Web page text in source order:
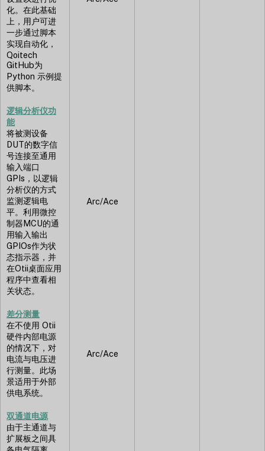
化。在此基础
上，用户可进
一步通过脚本
实现自动化，
Qoitech
GitHub为
Python 示例提
供脚本。
逻辑分析仪功
能
将被测设备
DUT的数字信
号连接至通用
输入端口
GPIs，以逻辑
分析仪的方式
监测逻辑电
平。利用微控
制器MCU的通
用输入输出
GPIOs作为状
态指示器，并
在Otii桌面应用
程序中查看相
关状态。
Arc/Ace
差分测量
在不使用 Otii
硬件内部电源
的情况下，对
电流与电压进
行测量。此场
景适用于外部
供电系统。
Arc/Ace
双通道电源
由于主通道与
扩展板之间具